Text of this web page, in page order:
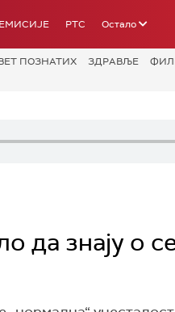
ЕМИСИЈЕ РТС Остало
ПОЗНАТИХ ЗДРАВЉЕ
да знају о